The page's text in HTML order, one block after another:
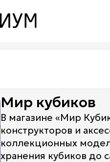
Мир кубиков
В магазине «Мир
конструкторов и
коллекционных
хранения кубиков до